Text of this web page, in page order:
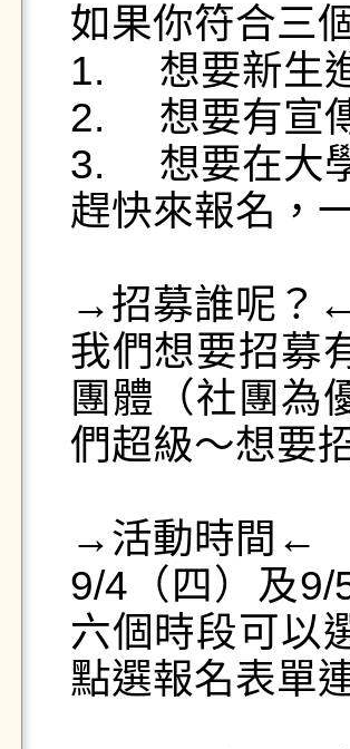
如果你符合三
1.	想要新生進來學校就看到你😎😎😎
2.	想要有宣傳招生的機會🤔🤔🤔
3.	想要在大學裡做一些有意義的事🤩🤩🤩
趕快來報名，
→招募誰呢？←
我們想要招募
團體（社團為
們超級～想要
→活動時間←
9/4（四）及
六個時段可以
點選報名表單